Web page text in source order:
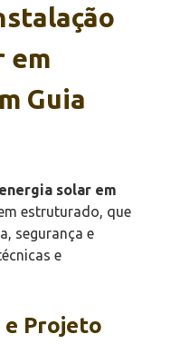
em
Guia
energia solar em
estruturado, que
segurança e
e
e Projeto